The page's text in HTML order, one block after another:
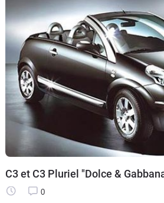
C3 et C3 Pluriel "Dolce &
0